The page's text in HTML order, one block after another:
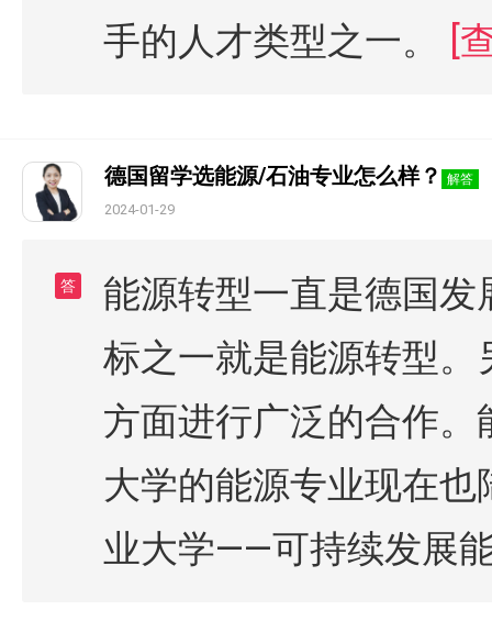
手的人才类型之一。
[
德国留学选能源/石油专业怎么样？ 解答
2024-01-29
答
能源转型一直是德国
标之一就是能源转型
方面进行广泛的合作
大学的能源专业现在
业大学——可持续发展